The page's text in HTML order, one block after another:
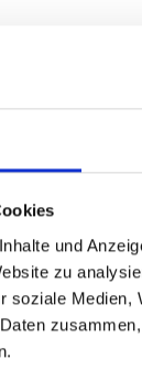
und
zu
soziale
YouTube
neues